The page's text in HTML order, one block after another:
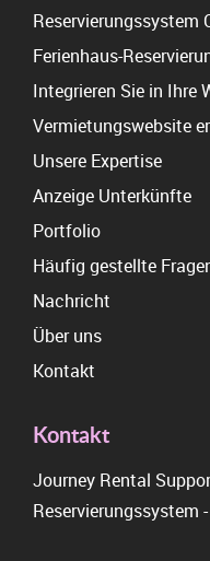
Reservierungssystem
Ferienhaus-
Integrieren Sie in Ihre
Vermietungswebsite
Unsere Expertise
Anzeige Unterkünfte
Portfolio
Häufig gestellte
Nachricht
Über uns
Kontakt
Kontakt
Journey Rental
Reservierungssystem -